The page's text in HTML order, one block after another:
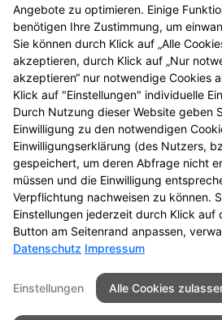
Gesundheitstelefon
Hochwertige Beratung, anonym
Zum Gesundheitstelefon
Seitenübersicht Kontakt
Datenschutz
Angebote zu optimieren. Einige
benötigen Ihre Zustimmung, um
Sie können durch Klick auf „Alle
akzeptieren, durch Klick auf „Nur
akzeptieren“ nur notwendige Cookies
Klick auf "Einstellungen" individuelle
Durch Nutzung dieser Website geben
Einwilligung zu den notwendigen
Einwilligungserklärung (des Nutzers,
gespeichert, um deren Abfrage nicht
müssen und die Einwilligung
Verpflichtung nachweisen zu können.
Einstellungen jederzeit durch Klick auf
Button am Seitenrand anpassen,
Datenschutz Impressum
Einstellungen Alle Cookies